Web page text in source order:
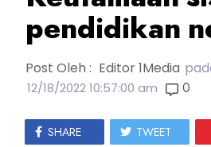
pendidikan
Post Oleh : Editor 1Media
12/18/2022 10:57:00 am 0
SHARE TWEET